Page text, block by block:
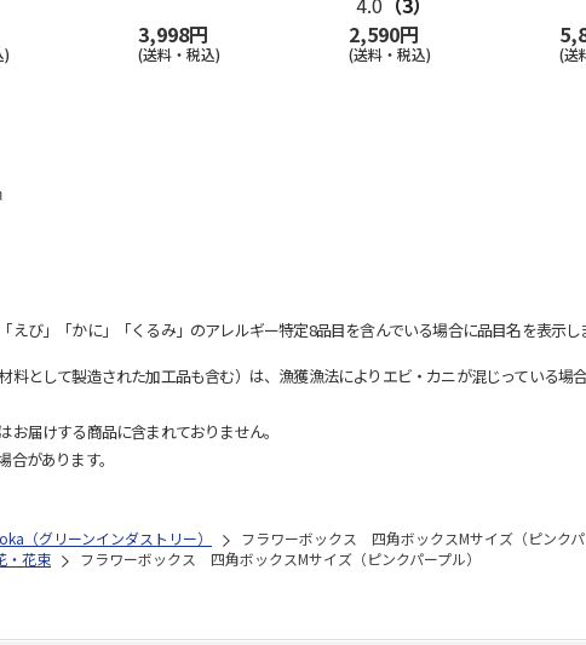
)
3,998円
(送料・税込)
2,590円
(送料・税込) (送
び」「かに」「くるみ」のアレルギー特定8品目を含んでいる場合に品目名を表示し
として製造された加工品も含む）は、漁獲漁法によりエビ・カニが混じっている場
届けする商品に含まれておりません。
があります。
（グリーンインダストリー）
フラワーボックス 四角ボックスMサイズ（ピンクパ
・花束 フラワーボックス 四角ボックスMサイズ（ピンクパープル）